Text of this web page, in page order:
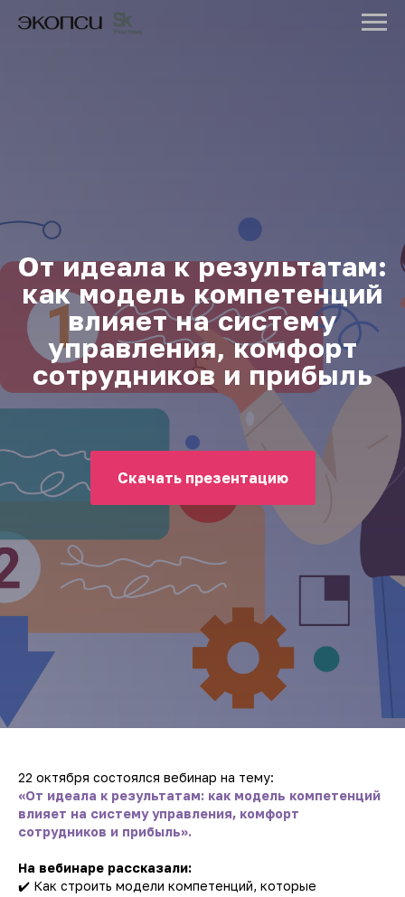
От идеала к результатам:
как модель компетенций
влияет на систему
управления, комфорт
сотрудников и прибыль
Скачать презентацию
22 октября состоялся вебинар на тему:
«От идеала к результатам: как модель компетенций
влияет на систему управления, комфорт
сотрудников и прибыль».
На вебинаре рассказали:
✔️ Как строить модели компетенций, которые